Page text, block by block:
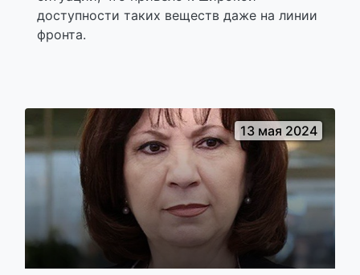
доступности таких веществ даже на линии
фронта.
13 мая 2024